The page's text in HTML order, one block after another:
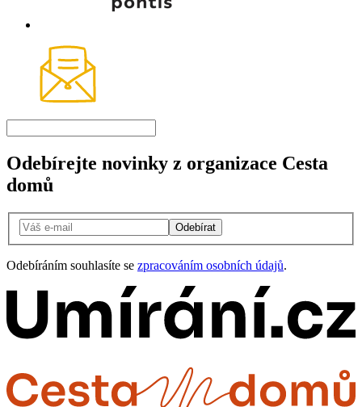
Odebírejte novinky z organizace Cesta
domů
Odebírat
Odebíráním souhlasíte se zpracováním osobních údajů.